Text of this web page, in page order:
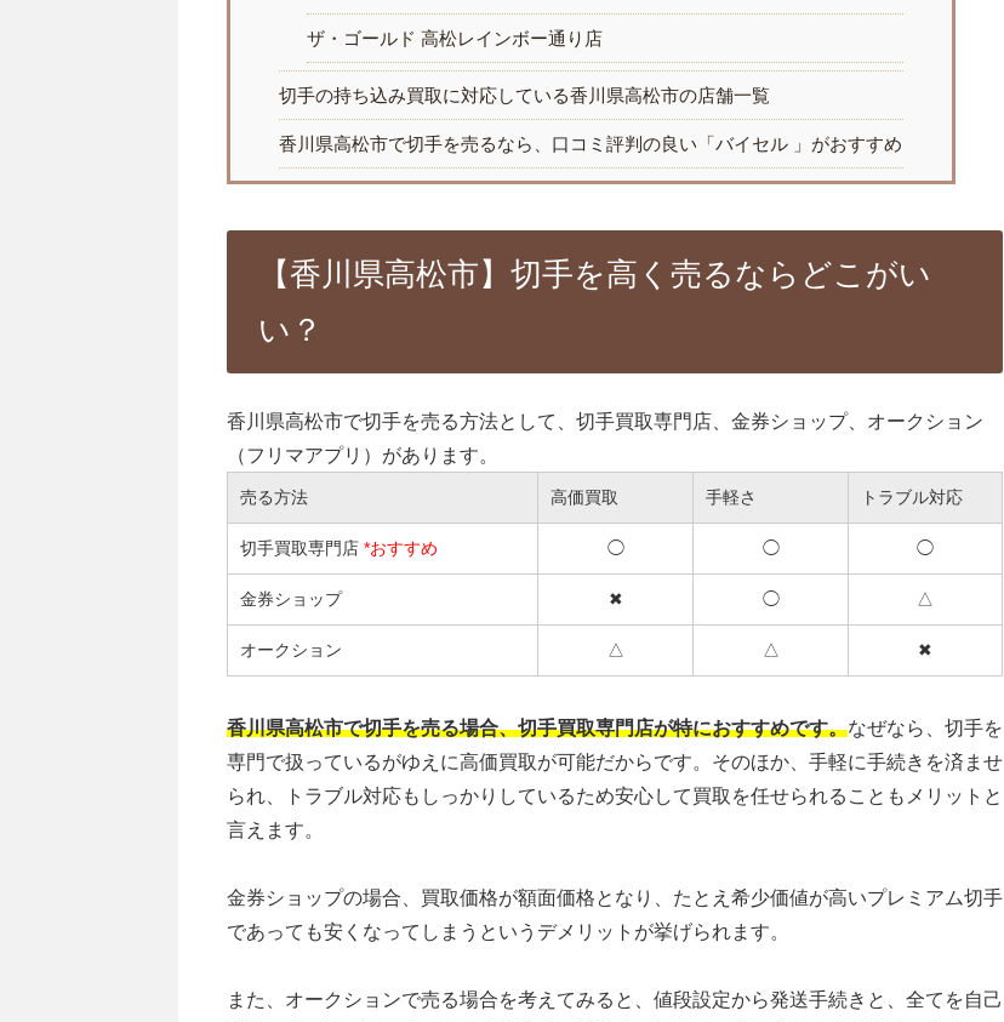
ザ・ゴールド 高松レインボー通り店
切手の持ち込み買取に対応している香川県高松市の店舗一覧
香川県高松市で切手を売るなら、口コミ評判の良い「バイセル 」がおすすめ
【香川県高松市】切手を高く売るならどこがい
い？
香川県高松市で切手を売る方法として、切手買取専門店、金券ショップ、オークション
（フリマアプリ）があります。
売る方法 高価買取 手軽さ トラブル対応
切手買取専門店 *おすすめ ◯ ◯ ◯
金券ショップ ✖︎ ◯ △
オークション △ △ ✖︎
香川県高松市で切手を売る場合、切手買取専門店が特におすすめです。なぜなら、切手を
専門で扱っているがゆえに高価買取が可能だからです。そのほか、手軽に手続きを済ませ
られ、トラブル対応もしっかりしているため安心して買取を任せられることもメリットと
言えます。
金券ショップの場合、買取価格が額面価格となり、たとえ希少価値が高いプレミアム切手
であっても安くなってしまうというデメリットが挙げられます。
また、オークションで売る場合を考えてみると、値段設定から発送手続きと、全てを自己